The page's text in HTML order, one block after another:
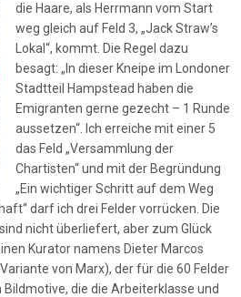
die Haare, als Herrmann vom Start
weg gleich auf Feld 3, „Jack Straw’s
Lokal“, kommt. Die Regel dazu
besagt: „In dieser Kneipe im Londoner
Stadtteil Hampstead haben die
Emigranten gerne gezecht – 1 Runde
aussetzen“. Ich erreiche mit einer 5
das Feld „Versammlung der
Chartisten“ und mit der Begründung
„Ein wichtiger Schritt auf dem Weg
darf ich drei Felder vorrücken. Die
nicht überliefert, aber zum Glück
Kurator namens Dieter Marcos
von Marx), der für die 60 Felder
die die Arbeiterklasse und